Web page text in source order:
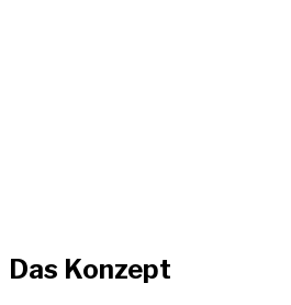
Das Konzept